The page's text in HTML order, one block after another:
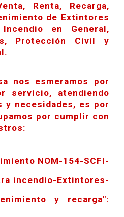
Renta, Recarga,
de Extintores
en General,
Protección Civil y
nos esmeramos por
servicio, atendiendo
y necesidades, es por
por cumplir con
NOM-154-SCFI-
incendio-Extintores-
y recarga":